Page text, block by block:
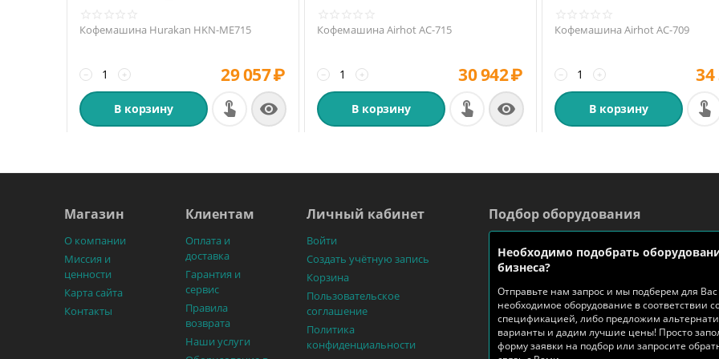
Кофемашина Hurakan HKN-ME715
+
− 29 057₽
В корзину 
Кофемашина Airhot AC-715
+
− 30 942₽
В корзину 
Кофемашина Airhot AC-709
+
− 34
В корзину
Магазин
О компании
Миссия и
ценности
Карта сайта
Контакты
Клиентам
Оплата и
доставка
Гарантия и
сервис
Правила
возврата
Наши услуги
Личный кабинет
Войти
Создать учётную запись
Корзина
Пользовательское
соглашение
Политика
конфиденциальности
Подбор оборудования
Необходимо подобрать
бизнеса?
Отправьте нам запрос и мы подберем для Вас
необходимое оборудование в соответствии
спецификацией, либо предложим
варианты и дадим лучшие цены! Просто
форму заявки на подбор или запросите